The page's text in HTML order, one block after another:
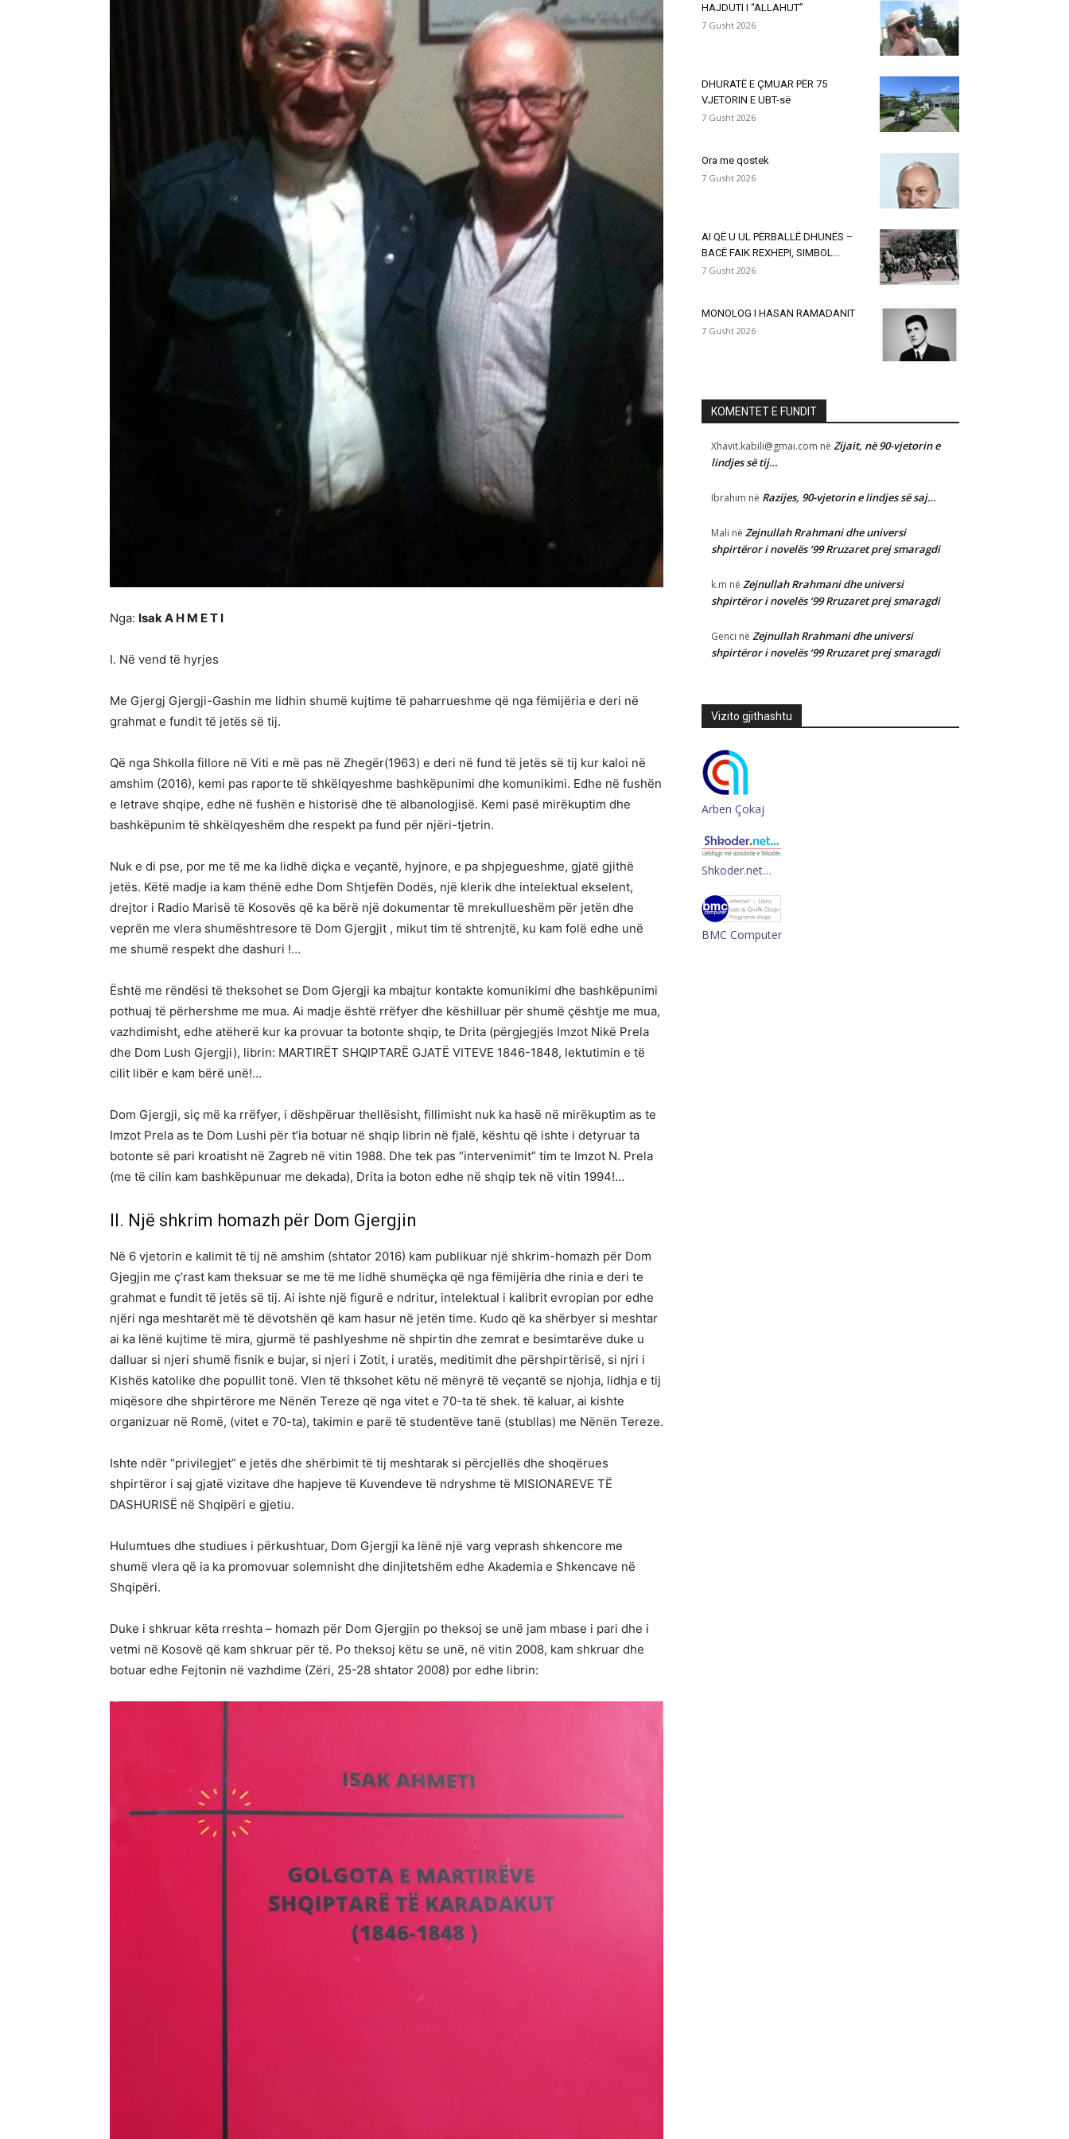
Nga: Isak A H M E T I
I. Në vend të hyrjes
Me Gjergj Gjergji-Gashin me lidhin shumë kujtime të paharrueshme që nga fëmijëria e deri në
grahmat e fundit të jetës së tij.
Që nga Shkolla fillore në Viti e më pas në Zhegër(1963) e deri në fund të jetës së tij kur kaloi në
amshim (2016), kemi pas raporte të shkëlqyeshme bashkëpunimi dhe komunikimi. Edhe në fushën
e letrave shqipe, edhe në fushën e historisë dhe të albanologjisë. Kemi pasë mirëkuptim dhe
bashkëpunim të shkëlqyeshëm dhe respekt pa fund për njëri-tjetrin.
Nuk e di pse, por me të me ka lidhë diçka e veçantë, hyjnore, e pa shpjegueshme, gjatë gjithë
jetës. Këtë madje ia kam thënë edhe Dom Shtjefën Dodës, një klerik dhe intelektual ekselent,
drejtor i Radio Marisë të Kosovës që ka bërë një dokumentar të mrekullueshëm për jetën dhe
veprën me vlera shumështresore të Dom Gjergjit , mikut tim të shtrenjtë, ku kam folë edhe unë
me shumë respekt dhe dashuri !…
Është me rëndësi të theksohet se Dom Gjergji ka mbajtur kontakte komunikimi dhe bashkëpunimi
pothuaj të përhershme me mua. Ai madje është rrëfyer dhe këshilluar për shumë çështje me mua,
vazhdimisht, edhe atëherë kur ka provuar ta botonte shqip, te Drita (përgjegjës Imzot Nikë Prela
dhe Dom Lush Gjergji), librin: MARTIRËT SHQIPTARË GJATË VITEVE 1846-1848, lektutimin e të
cilit libër e kam bërë unë!…
Dom Gjergji, siç më ka rrëfyer, i dëshpëruar thellësisht, fillimisht nuk ka hasë në mirëkuptim as te
Imzot Prela as te Dom Lushi për t’ia botuar në shqip librin në fjalë, kështu që ishte i detyruar ta
botonte së pari kroatisht në Zagreb në vitin 1988. Dhe tek pas “intervenimit” tim te Imzot N. Prela
(me të cilin kam bashkëpunuar me dekada), Drita ia boton edhe në shqip tek në vitin 1994!…
II. Një shkrim homazh për Dom Gjergjin
Në 6 vjetorin e kalimit të tij në amshim (shtator 2016) kam publikuar një shkrim-homazh për Dom
Gjegjin me ç’rast kam theksuar se me të me lidhë shumëçka që nga fëmijëria dhe rinia e deri te
grahmat e fundit të jetës së tij. Ai ishte një figurë e ndritur, intelektual i kalibrit evropian por edhe
njëri nga meshtarët më të dëvotshën që kam hasur në jetën time. Kudo që ka shërbyer si meshtar
ai ka lënë kujtime të mira, gjurmë të pashlyeshme në shpirtin dhe zemrat e besimtarëve duke u
dalluar si njeri shumë fisnik e bujar, si njeri i Zotit, i uratës, meditimit dhe përshpirtërisë, si njri i
Kishës katolike dhe popullit tonë. Vlen të thksohet këtu në mënyrë të veçantë se njohja, lidhja e tij
miqësore dhe shpirtërore me Nënën Tereze që nga vitet e 70-ta të shek. të kaluar, ai kishte
organizuar në Romë, (vitet e 70-ta), takimin e parë të studentëve tanë (stubllas) me Nënën Tereze.
Ishte ndër “privilegjet” e jetës dhe shërbimit të tij meshtarak si përcjellës dhe shoqërues
shpirtëror i saj gjatë vizitave dhe hapjeve të Kuvendeve të ndryshme të MISIONAREVE TË
DASHURISË në Shqipëri e gjetiu.
Hulumtues dhe studiues i përkushtuar, Dom Gjergji ka lënë një varg veprash shkencore me
shumë vlera që ia ka promovuar solemnisht dhe dinjitetshëm edhe Akademia e Shkencave në
Shqipëri.
Duke i shkruar këta rreshta – homazh për Dom Gjergjin po theksoj se unë jam mbase i pari dhe i
vetmi në Kosovë që kam shkruar për të. Po theksoj këtu se unë, në vitin 2008, kam shkruar dhe
botuar edhe Fejtonin në vazhdime (Zëri, 25-28 shtator 2008) por edhe librin:
HAJDUTI I “ALLAHUT”
7 Gusht 2026
DHURATË E ÇMUAR PËR 75
VJETORIN E UBT-së
7 Gusht 2026
Ora me qostek
7 Gusht 2026
AI QË U UL PËRBALLË DHUNËS –
BACË FAIK REXHEPI, SIMBOL...
7 Gusht 2026
MONOLOG I HASAN RAMADANIT
7 Gusht 2026
KOMENTET E FUNDIT
Xhavit.kabili@gmai.com në Zijait, në 90-vjetorin e
lindjes së tij…
Ibrahim në Razijes, 90-vjetorin e lindjes së saj…
Mali në Zejnullah Rrahmani dhe universi
shpirtëror i novelës ‘99 Rruzaret prej smaragdi
k.m në Zejnullah Rrahmani dhe universi
shpirtëror i novelës ‘99 Rruzaret prej smaragdi
Genci në Zejnullah Rrahmani dhe universi
shpirtëror i novelës ‘99 Rruzaret prej smaragdi
Vizito gjithashtu
Arben Çokaj
Shkoder.net…
BMC Computer